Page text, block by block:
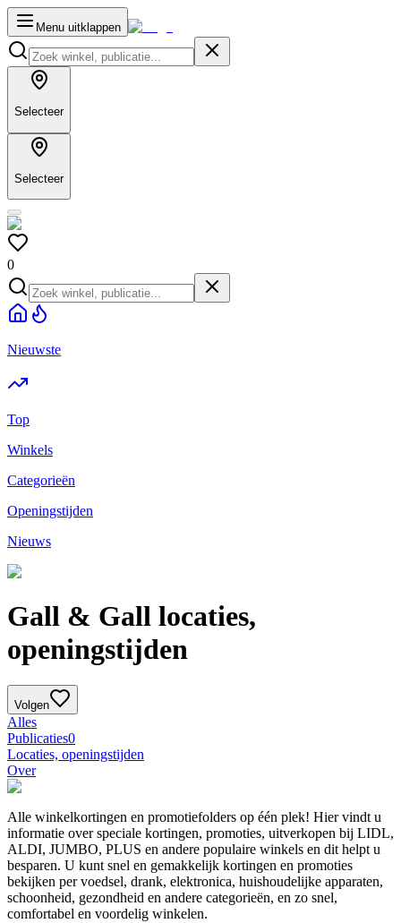
Menu uitklappen
Selecteer
Selecteer
0
Nieuwste
Top
Winkels
Categorieën
Openingstijden
Nieuws
Gall & Gall locaties,
openingstijden
Volgen
Alles
Publicaties0
Locaties, openingstijden
Over
Alle winkelkortingen en promotiefolders op één plek! Hier vindt u
informatie over speciale kortingen, promoties, uitverkopen bij LIDL,
ALDI, JUMBO, PLUS en andere populaire winkels en dit helpt u
besparen. U kunt snel en gemakkelijk kortingen en promoties
bekijken per voedsel, drank, elektronica, huishoudelijke apparaten,
schoonheid, gezondheid en andere categorieën, en zo snel,
comfortabel en voordelig winkelen.